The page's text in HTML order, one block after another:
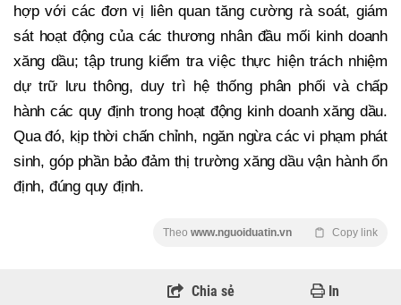
hợp với các đơn vị liên quan tăng cường rà soát, giám
sát hoạt động của các thương nhân đầu mối kinh doanh
xăng dầu; tập trung kiểm tra việc thực hiện trách nhiệm
dự trữ lưu thông, duy trì hệ thống phân phối và chấp
hành các quy định trong hoạt động kinh doanh xăng dầu.
Qua đó, kịp thời chấn chỉnh, ngăn ngừa các vi phạm phát
sinh, góp phần bảo đảm thị trường xăng dầu vận hành ổn
định, đúng quy định.
Theo www.nguoiduatin.vn Copy link
Chia sẻ In